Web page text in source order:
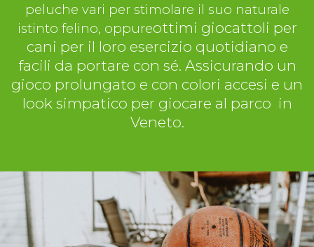
peluche vari per stimolare il suo naturale
istinto felino, oppureottimi giocattoli per
cani per il loro esercizio quotidiano e
facili da portare con sé. Assicurando un
gioco prolungato e con colori accesi e un
look simpatico per giocare al parco in
Veneto.